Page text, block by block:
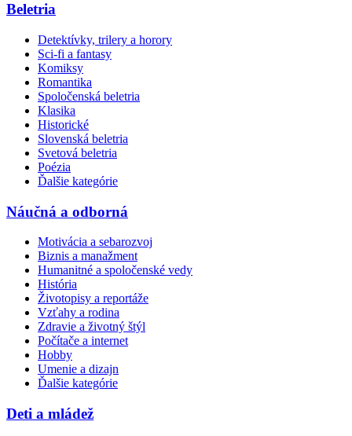
Beletria
Detektívky, trilery a horory
Sci-fi a fantasy
Komiksy
Romantika
Spoločenská beletria
Klasika
Historické
Slovenská beletria
Svetová beletria
Poézia
Ďalšie kategórie
Náučná a odborná
Motivácia a sebarozvoj
Biznis a manažment
Humanitné a spoločenské vedy
História
Životopisy a reportáže
Vzťahy a rodina
Zdravie a životný štýl
Počítače a internet
Hobby
Umenie a dizajn
Ďalšie kategórie
Deti a mládež